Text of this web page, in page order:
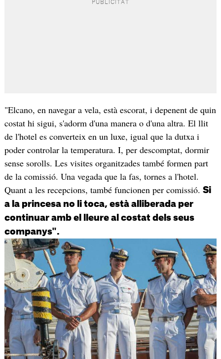
"Elcano, en navegar a vela, està escorat, i depenent de quin
costat hi sigui, s'adorm d'una manera o d'una altra. El llit
de l'hotel es converteix en un luxe, igual que la dutxa i
poder controlar la temperatura. I, per descomptat, dormir
sense sorolls. Les visites organitzades també formen part
de la comissió. Una vegada que la fas, tornes a l'hotel.
Quant a les recepcions, també funcionen per comissió. Si
a la princesa no li toca, està alliberada per
continuar amb el lleure al costat dels seus
companys".